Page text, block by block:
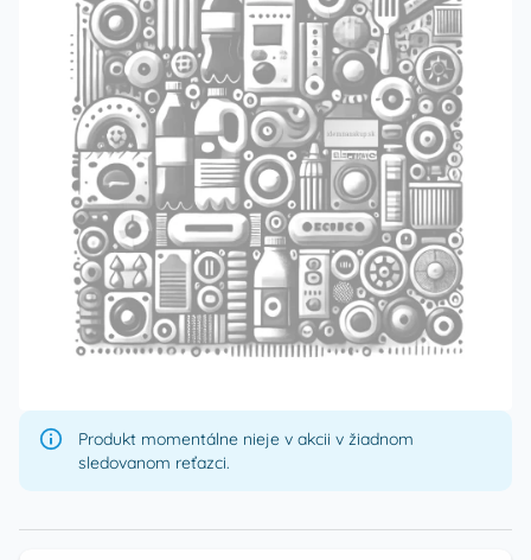
Produkt momentálne nieje v akcii v žiadnom
sledovanom reťazci.